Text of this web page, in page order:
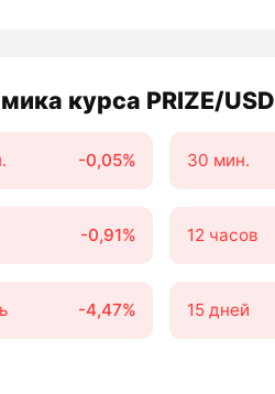
курса PRIZE/USD
-0,05% 30 мин.
-0,91% 12 часов
-4,47% 15 дней